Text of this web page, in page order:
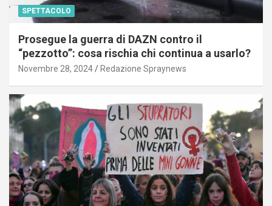
SPETTACOLO
Prosegue la guerra di DAZN contro il
“pezzotto”: cosa rischia chi continua a usarlo?
Novembre 28, 2024 Redazione Spraynews